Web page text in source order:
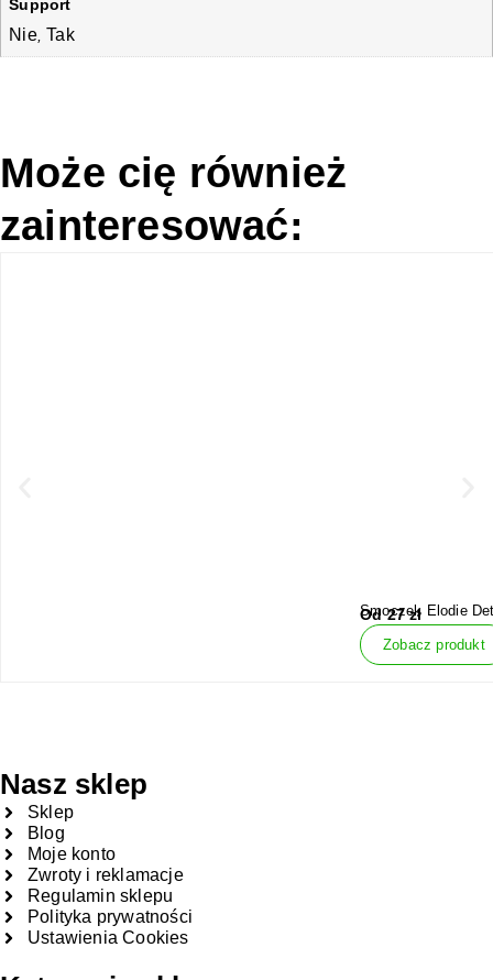
Support
Nie,Tak
Może cię również
zainteresować:
Smoczek Elodie
Od27zł
Zobacz produkt
Nasz sklep
Sklep
Blog
Moje konto
Zwroty i reklamacje
Regulamin sklepu
Polityka prywatności
Ustawienia Cookies